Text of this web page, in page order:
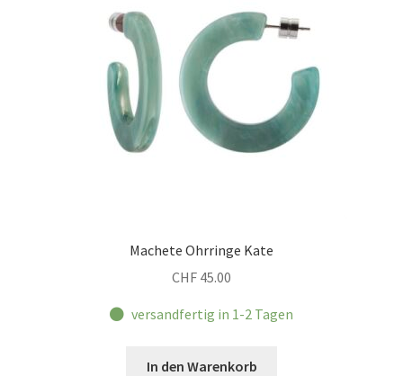
Machete Ohrringe Kate
CHF 45.00
versandfertig in 1-2 Tagen
In den Warenkorb